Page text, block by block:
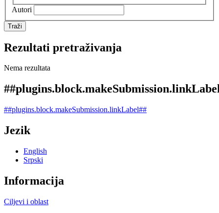
Autori
Traži
Rezultati pretraživanja
Nema rezultata
##plugins.block.makeSubmission.linkLabel##
Jezik
English
Srpski
Informacija
Ciljevi i oblast